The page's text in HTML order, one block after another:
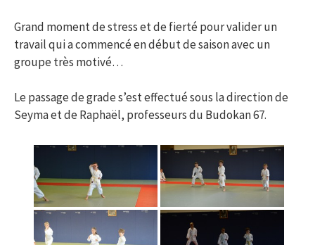
Grand moment de stress et de fierté pour valider un
travail qui a commencé en début de saison avec un
groupe très motivé…
Le passage de grade s’est effectué sous la direction de
Seyma et de Raphaël, professeurs du Budokan 67.